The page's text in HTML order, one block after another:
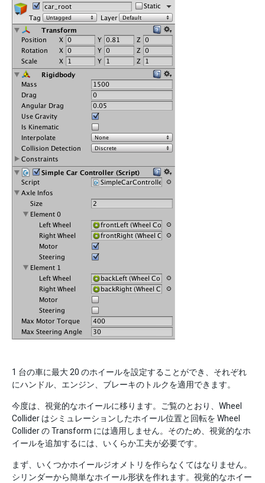
1 台の車に最大 20 のホイールを設定することができ、それぞれ
にハンドル、エンジン、ブレーキのトルクを適用できます。
今度は、視覚的なホイールに移ります。ご覧のとおり、Wheel
Collider はシミュレーションしたホイール位置と回転を Wheel
Collider の Transform には適用しません。そのため、視覚的なホ
イールを追加するには、いくらか工夫が必要です。
まず、いくつかホイールジオメトリを作らなくてはなりません。
シリンダーから簡単なホイール形状を作れます。視覚的なホイー